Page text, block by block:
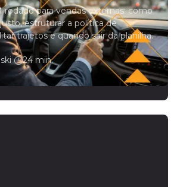
rodado para vendas externas: como
estruturar a política de
trajetos e quando sair da planilha.
| 24 min.